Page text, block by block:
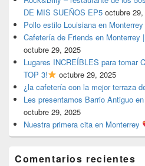
DE MIS SUEÑOS EP5 octubre
Pollo estilo Louisiana en Monterrey
Cafetería de Friends en Monterrey
octubre 29, 2025
Lugares INCREÍBLES para tomar
TOP 3!
octubre 29, 2025
¿la cafetería con la mejor terraza
Les presentamos Barrio Antiguo
octubre 29, 2025
Nuestra primera cita en Monterrey
Comentarios recientes